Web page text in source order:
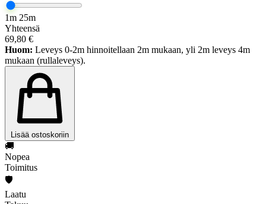
1m 25m
Yhteensä
69,80 €
Huom: Leveys 0-2m hinnoitellaan 2m mukaan, yli 2m leveys 4m
mukaan (rullaleveys).
Lisää ostoskoriin
🚚
Nopea
Toimitus
🛡️
Laatu